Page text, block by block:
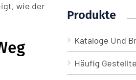
wie der
Produkte
Kataloge Und
Häufig